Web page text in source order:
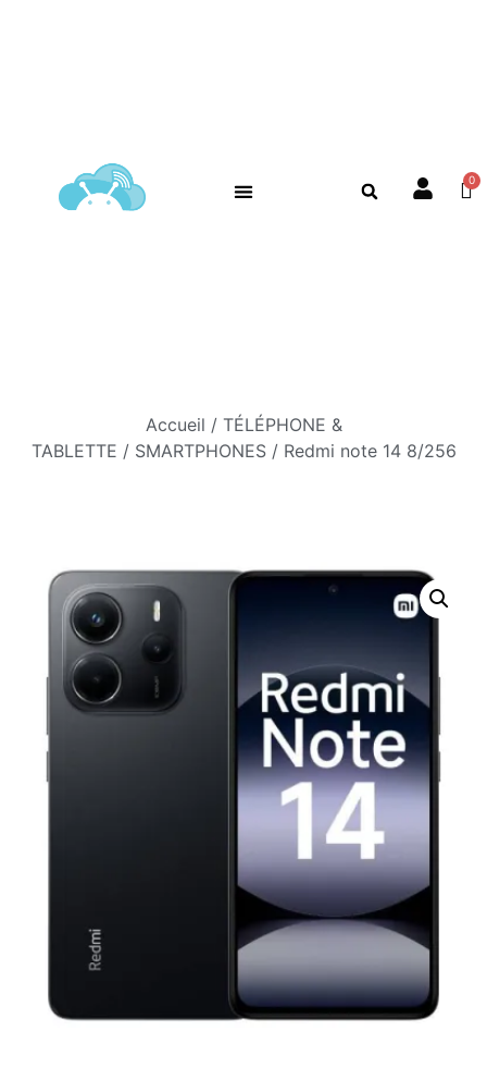
Accueil / TÉLÉPHONE &
TABLETTE / SMARTPHONES/ Redmi note 14 8/256